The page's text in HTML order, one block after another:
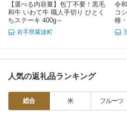
【選べる内容量】包丁不要！黒毛
和牛 いわて牛 職人手切り ひとく
ちステーキ 400g～
岩手県紫波町
令
コ
種
人気の返礼品ランキング
総合 米 フルーツ